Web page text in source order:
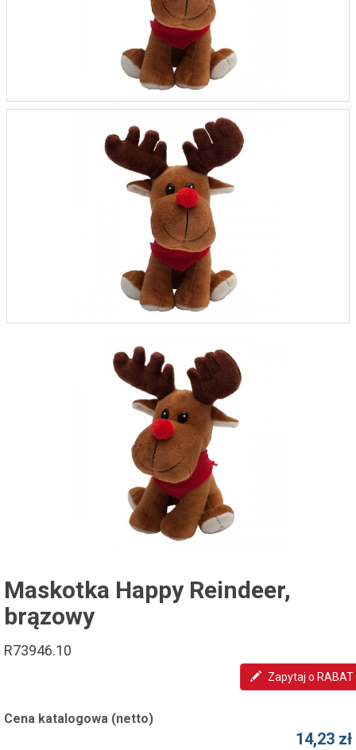
Maskotka Happy Reindeer,
brązowy
R73946.10
Zapytaj o RABAT
Cena katalogowa (netto)
14,23 zł